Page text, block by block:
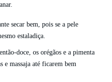
secar bem, pois se a pele
estaladiça.
doce, os orégãos e a pimenta
e massaja até ficarem bem